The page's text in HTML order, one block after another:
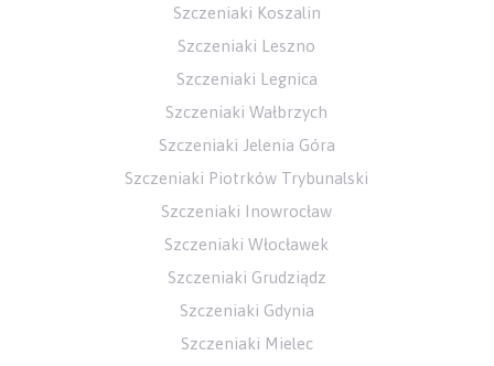
Szczeniaki Koszalin
Szczeniaki Leszno
Szczeniaki Legnica
Szczeniaki Wałbrzych
Szczeniaki Jelenia Góra
Szczeniaki Piotrków Trybunalski
Szczeniaki Inowrocław
Szczeniaki Włocławek
Szczeniaki Grudziądz
Szczeniaki Gdynia
Szczeniaki Mielec